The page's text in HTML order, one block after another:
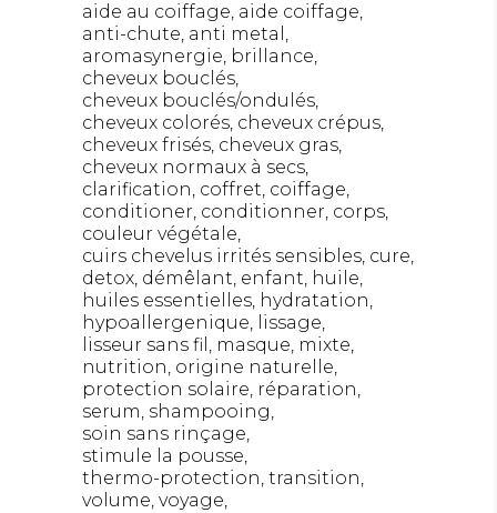
aide au coiffage aide coiffage
anti-chute anti metal
aromasynergie brillance
cheveux bouclés
cheveux bouclés/ondulés
cheveux colorés cheveux crépus
cheveux frisés cheveux gras
cheveux normaux à secs
clarification coffret coiffage
conditioner conditionner corps
couleur végétale
cuirs chevelus irrités sensibles cure
detox démêlant enfant huile
huiles essentielles hydratation
hypoallergenique
lissage
lisseur sans fil
masque mixte
nutrition origine naturelle
protection solaire réparation
serum shampooing
soin sans rinçage
stimule la pousse
thermo-protection transition
volume voyage